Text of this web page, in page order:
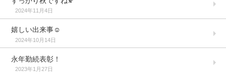
2024年11月4日
嬉しい出来事☺️
2024年10月14日
永年勤続表彰！
2023年1月27日